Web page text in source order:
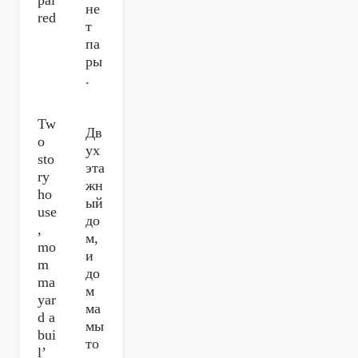
red
не
т
па
ры
.
Tw
o
sto
ry
ho
use
,
mo
m
ma
yar
d a
bui
l’
Дв
ух
эта
жн
ый
до
м,
и
до
м
ма
мы
то